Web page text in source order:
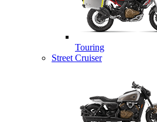
Touring
Street Cruiser